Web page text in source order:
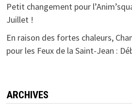
Petit changement pour
Juillet !
En raison des fortes chaleurs,
pour les Feux de la Saint-Jean :
ARCHIVES